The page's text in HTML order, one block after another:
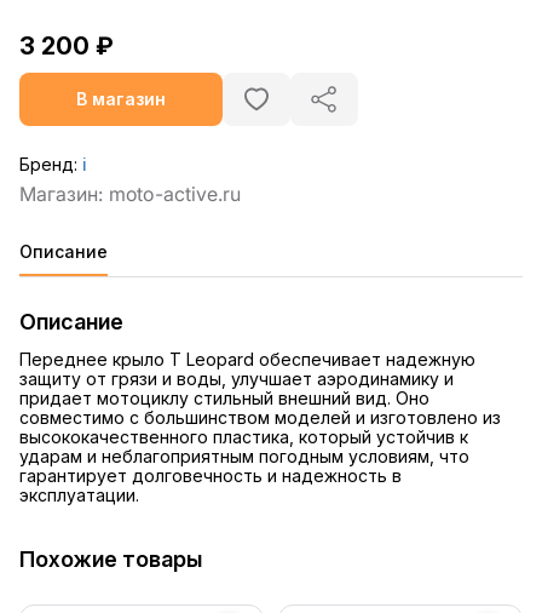
3 200 ₽
В магазин
Бренд: ℹ️
Описание
Описание
Переднее крыло T Leopard обеспечивает надежную
защиту от грязи и воды, улучшает аэродинамику и
придает мотоциклу стильный внешний вид. Оно
совместимо с большинством моделей и изготовлено из
высококачественного пластика, который устойчив к
ударам и неблагоприятным погодным условиям, что
гарантирует долговечность и надежность в
эксплуатации.
Похожие товары